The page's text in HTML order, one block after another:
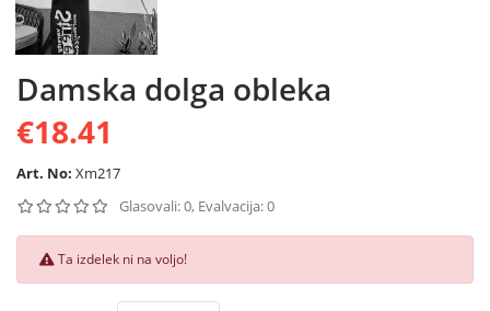
Damska dolga obleka
€18.41
Art. No: Xm217
Glasovali: 0, Evalvacija: 0
Ta izdelek ni na voljo!